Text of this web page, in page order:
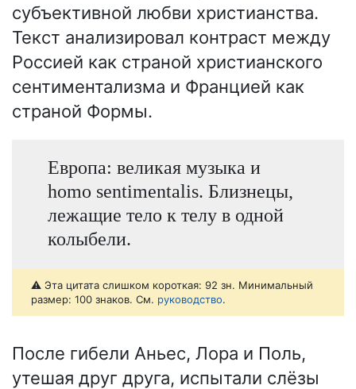
субъективной любви христианства.
Текст анализировал контраст между
Россией как страной христианского
сентиментализма и Францией как
страной Формы.
Европа: великая музыка и
homo sentimentalis. Близнецы,
лежащие тело к телу в одной
колыбели.
⚠️ Эта цитата слишком короткая: 92 зн. Минимальный
размер: 100 знаков. См. руководство.
После гибели Аньес, Лора и Поль,
утешая друг друга, испытали слёзы